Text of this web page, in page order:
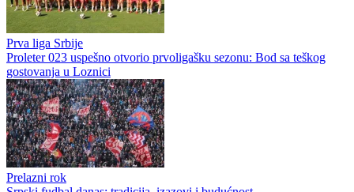
Prva liga Srbije
Proleter 023 uspešno otvorio prvoligašku sezonu: Bod sa teškog
gostovanja u Loznici
Prelazni rok